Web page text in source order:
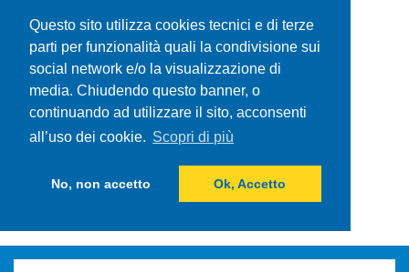
Questo sito utilizza cookies tecnici e di terze
parti per funzionalità quali la condivisione sui
social network e/o la visualizzazione di
media. Chiudendo questo banner, o
continuando ad utilizzare il sito, acconsenti
all’uso dei cookie. Scopri di più
No, non accetto Ok, Accetto